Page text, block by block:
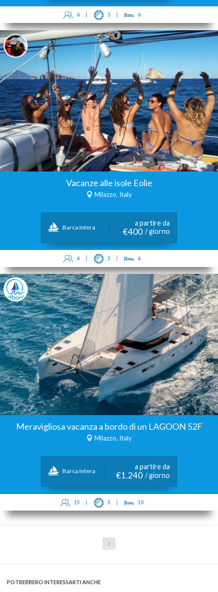
6 3 6
Vacanze alle isole Eolie
Milazzo, Italy
Barca Intera
a partire da
€400 / giorno
6 3 6
Meravigliosa vacanza a bordo di un LAGOON 52F
Milazzo, Italy
Barca Intera
a partire da
€1.240 / giorno
15 5 10
POTREBBERO INTERESSARTI ANCHE